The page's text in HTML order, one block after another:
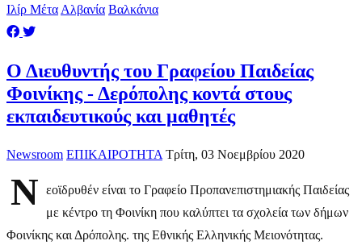
Ιλίρ Μέτα Αλβανία Βαλκάνια
Ο Διευθυντής του Γραφείου Παιδείας
Φοινίκης - Δερόπολης κοντά στους
εκπαιδευτικούς και μαθητές
Newsroom ΕΠΙΚΑΙΡΟΤΗΤΑ Τρίτη, 03 Νοεμβρίου 2020
Ν
εοϊδρυθέν είναι το Γραφείο Προπανεπιστημιακής Παιδείας
με κέντρο τη Φοινίκη που καλύπτει τα σχολεία των δήμων
Φοινίκης και Δρόπολης. της Εθνικής Ελληνικής Μειονότητας.